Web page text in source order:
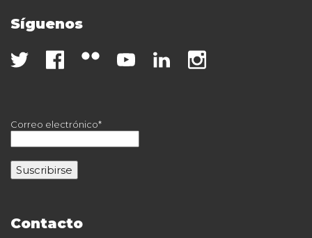
Síguenos
Correo electrónico*
Contacto